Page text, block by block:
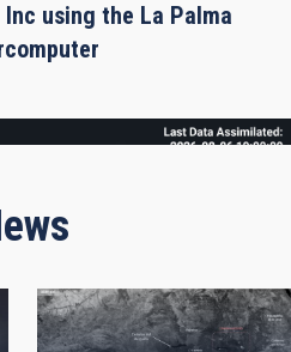
using the La Palma